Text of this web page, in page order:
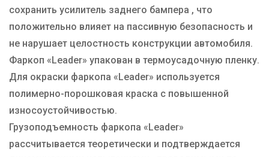
сохранить усилитель заднего бампера , что
положительно влияет на пассивную безопасность и
не нарушает целостность конструкции автомобиля.
Фаркоп «Leader» упакован в термоусадочную пленку.
Для окраски фаркопа «Leader» используется
полимерно-порошковая краска с повышенной
износоустойчивостью.
Грузоподъемность фаркопа «Leader»
рассчитывается теоретически и подтверждается